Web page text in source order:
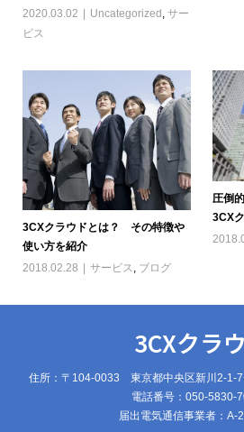
2020.03.02
Uncategorized サー
ビス
3CXクラウドとは？ その特徴や
使い方を紹介
2018.02.28
サービス, ブログ
圧倒
3CX
3CXクラ
住所：〒104-0033 東京都中央区新川2-1-
電話番号：050-5830-
届出電気通信事業者：A-